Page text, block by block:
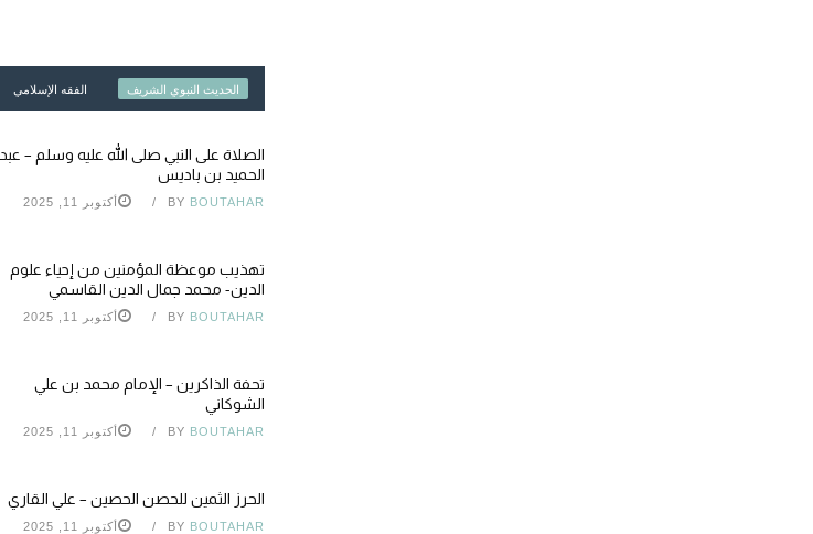
الحديث النبوي الشريف الفقه الإسلامي
الصلاة على النبي صلى الله عليه وسلم – عبد
الحميد بن باديس
BY BOUTAHAR أكتوبر 11, 2025
تهذيب موعظة المؤمنين من إحياء علوم
الدين- محمد جمال الدين القاسمي
BY BOUTAHAR أكتوبر 11, 2025
تحفة الذاكرين – الإمام محمد بن علي
الشوكاني
BY BOUTAHAR أكتوبر 11, 2025
الحرز الثمين للحصن الحصين – علي القاري
BY BOUTAHAR أكتوبر 11, 2025